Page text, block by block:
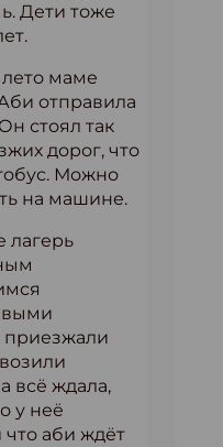
Дети тоже
лето маме
отправила
стоял так
дорог, что
Можно
на машине.
лагерь
приезжали
всё ждала,
у неё
аби ждёт